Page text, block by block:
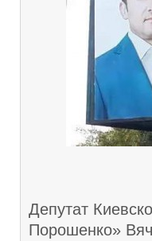
Депутат
Порошенко»